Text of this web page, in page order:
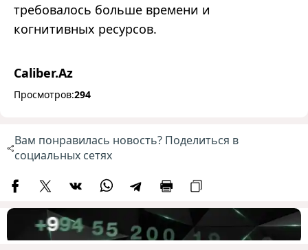
требовалось больше времени и
когнитивных ресурсов.
Caliber.Az
Просмотров:294
Вам понравилась новость? Поделиться в
социальных сетях